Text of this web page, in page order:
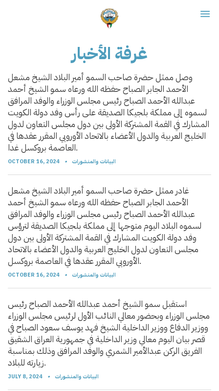
غرفة الأخبار
وصل ممثل حضرة صاحب السمو أمير البلاد الشيخ مشعل
الأحمد الجابر الصباح حفظه الله ورعاه سمو الشيخ أحمد
عبدالله الأحمد الصباح رئيس مجلس الوزراء والوفد المرافق
لسموه إلى مملكة بلجيكا الصديقة على رأس وفد دولة الكويت
المشارك في القمة المشتركة الأولى بين دول مجلس التعاون لدول
الخليج العربية والدول الأعضاء بالاتحاد الأوروبي المقرر عقدها في
العاصمة بروكسل غدا.
OCTOBER 16, 2024 • البيانات والمنشورات
غادر ممثل حضرة صاحب السمو أمير البلاد الشيخ مشعل
الأحمد الجابر الصباح حفظه الله ورعاه سمو الشيخ أحمد
عبدالله الأحمد الصباح رئيس مجلس الوزراء والوفد المرافق
لسموه البلاد اليوم متوجها إلى مملكة بلجيكا الصديقة لترؤس
وفد دولة الكويت المشارك في القمة المشتركة الأولى بين دول
مجلس التعاون لدول الخليج العربية والدول الأعضاء بالاتحاد
الأوروبي المقرر عقدها في العاصمة بروكسل.
OCTOBER 16, 2024 • البيانات والمنشورات
استقبل سمو الشيخ أحمد عبدالله الأحمد الصباح رئيس
مجلس الوزراء وبحضور معالي النائب الأول لرئيس مجلس الوزراء
ووزير الدفاع ووزير الداخلية الشيخ فهد يوسف سعود الصباح في
قصر بيان اليوم معالي وزير الداخلية في جمهورية العراق الشقيق
الفريق الركن عبدالأمير الشمري والوفد المرافق وذلك بمناسبة
زيارته للبلاد.
JULY 8, 2024 • البيانات والمنشورات